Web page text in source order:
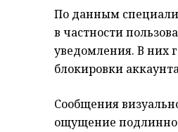
По данным
в частности
уведомления. В них
блокировки
Сообщения
ощущение